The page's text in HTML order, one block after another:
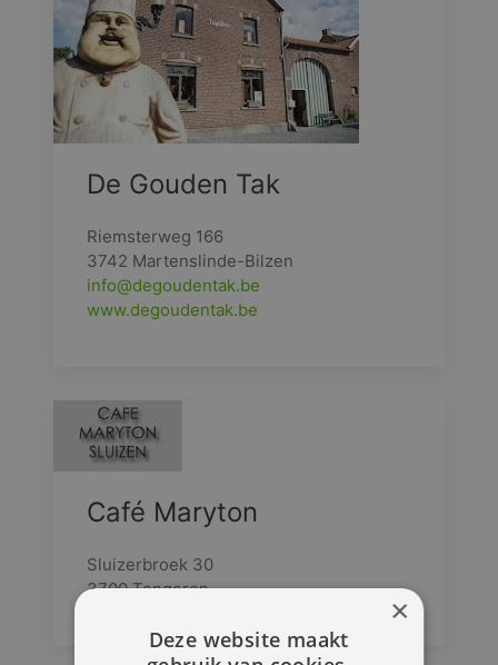
De Gouden Tak
Riemsterweg 166
3742 Martenslinde-Bilzen
info@degoudentak.be
www.degoudentak.be
Café Maryton
Sluizerbroek 30
3700 Tongeren
×
Deze website maakt